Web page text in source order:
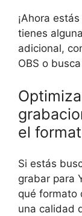
¡Ahora
tienes
adicional,
OBS o
el
Si estás
grabar para
qué formato
una calidad